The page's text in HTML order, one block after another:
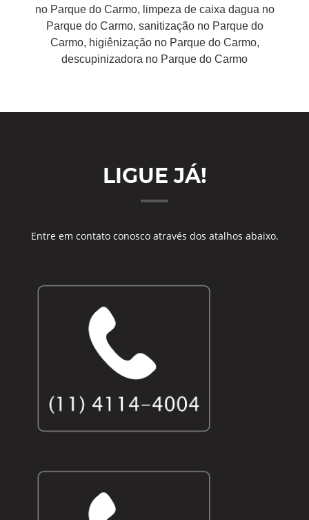
no Parque do Carmo, limpeza de caixa dagua no
Parque do Carmo, sanitização no Parque do
Carmo, higiênização no Parque do Carmo,
descupinizadora no Parque do Carmo
LIGUE JÁ!
Entre em contato conosco através dos atalhos abaixo.